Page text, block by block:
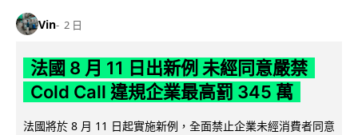
Vin 2 日
法國 8 月 11 日出新例 未經同意嚴禁
Cold Call 違規企業最高罰 345 萬
法國將於 8 月 11 日起實施新例，全面禁止企業未經消費者同意